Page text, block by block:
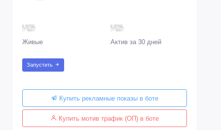
Живые Актив за 30 дней
Запустить
Купить рекламные показы в боте
Купить мотив трафик (ОП) в боте